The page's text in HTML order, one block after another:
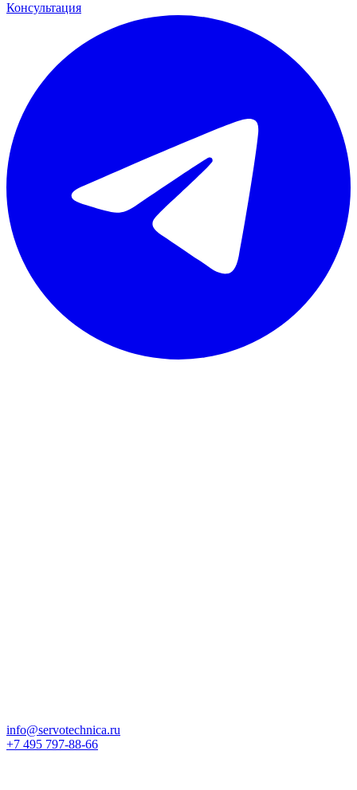
Консультация
info@servotechnica.ru
+7 495 797-88-66